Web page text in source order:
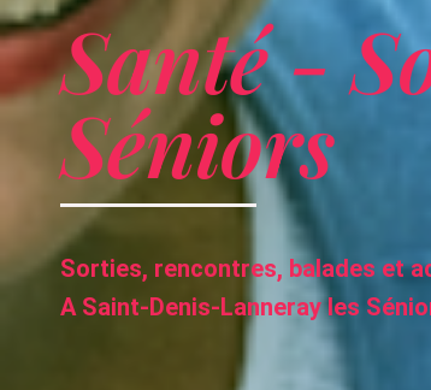
Santé -
Séniors
Sorties, rencontres, balades et
A Saint-Denis-Lanneray les